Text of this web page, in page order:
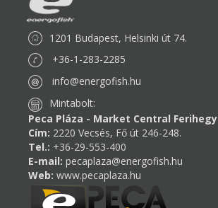
1201 Budapest, Helsinki út 74.
+36-1-283-2285
info@energofish.hu
Mintabolt:
Peca Pláza - Market Central Ferihegy
Cím: 2220 Vecsés, Fő út 246-248.
Tel.: +36-29-553-400
E-mail: pecaplaza@energofish.hu
Web: www.pecaplaza.hu